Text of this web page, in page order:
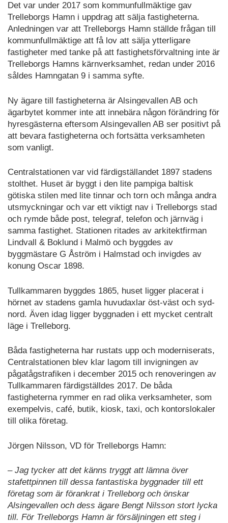
Det var under 2017 som kommunfullmäktige gav
Trelleborgs Hamn i uppdrag att sälja fastigheterna.
Anledningen var att Trelleborgs Hamn ställde frågan till
kommunfullmäktige att få lov att sälja ytterligare
fastigheter med tanke på att fastighetsförvaltning inte är
Trelleborgs Hamns kärnverksamhet, redan under 2016
såldes Hamngatan 9 i samma syfte.
Ny ägare till fastigheterna är Alsingevallen AB och
ägarbytet kommer inte att innebära någon förändring för
hyresgästerna eftersom Alsingevallen AB ser positivt på
att bevara fastigheterna och fortsätta verksamheten
som vanligt.
Centralstationen var vid färdigställandet 1897 stadens
stolthet. Huset är byggt i den lite pampiga baltisk
götiska stilen med lite tinnar och torn och många andra
utsmyckningar och var ett viktigt nav i Trelleborgs stad
och rymde både post, telegraf, telefon och järnväg i
samma fastighet. Stationen ritades av arkitektfirman
Lindvall & Boklund i Malmö och byggdes av
byggmästare G Åström i Halmstad och invigdes av
konung Oscar 1898.
Tullkammaren byggdes 1865, huset ligger placerat i
hörnet av stadens gamla huvudaxlar öst-väst och syd-
nord. Även idag ligger byggnaden i ett mycket centralt
läge i Trelleborg.
Båda fastigheterna har rustats upp och moderniserats,
Centralstationen blev klar lagom till invigningen av
pågatågstrafiken i december 2015 och renoveringen av
Tullkammaren färdigställdes 2017. De båda
fastigheterna rymmer en rad olika verksamheter, som
exempelvis, café, butik, kiosk, taxi, och kontorslokaler
till olika företag.
Jörgen Nilsson, VD för Trelleborgs Hamn:
– Jag tycker att det känns tryggt att lämna över
stafettpinnen till dessa fantastiska byggnader till ett
företag som är förankrat i Trelleborg och önskar
Alsingevallen och dess ägare Bengt Nilsson stort lycka
till. För Trelleborgs Hamn är försäljningen ett steg i